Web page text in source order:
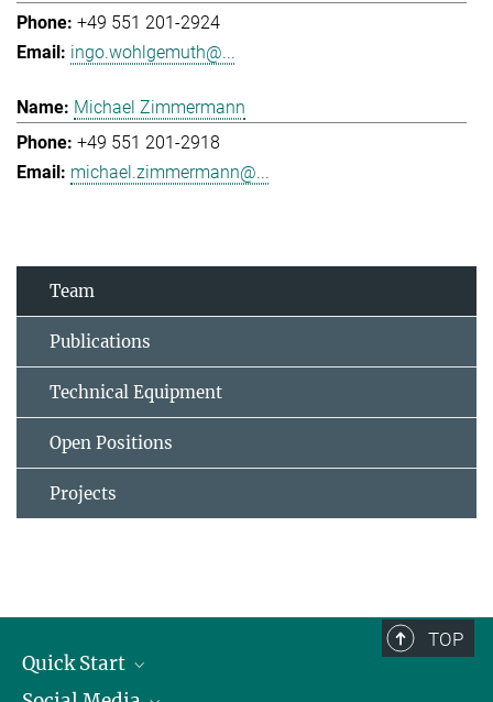
+49 551 201-2924
ingo.wohlgemuth@...
Michael Zimmermann
+49 551 201-2918
michael.zimmermann@...
Team
Publications
Technical Equipment
Open Positions
Projects
TOP
Quick Start